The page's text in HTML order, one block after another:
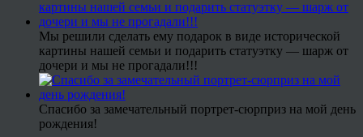
Мы решили сделать ему подарок в виде исторической
картины нашей семьи и подарить статуэтку — шарж от
дочери и мы не прогадали!!!
Спасибо за замечательный портрет-сюрприз на мой день
рождения!